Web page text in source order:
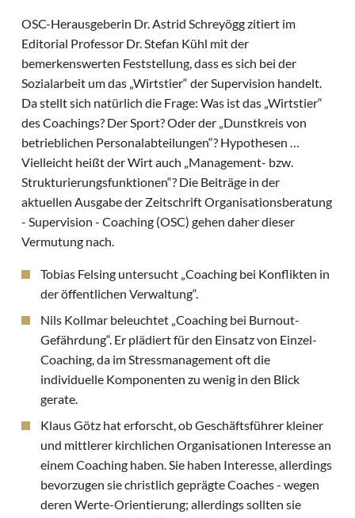
OSC-Herausgeberin Dr. Astrid Schreyögg zitiert im
Editorial Professor Dr. Stefan Kühl mit der
bemerkenswerten Feststellung, dass es sich bei der
Sozialarbeit um das „Wirtstier“ der Supervision handelt.
Da stellt sich natürlich die Frage: Was ist das „Wirtstier“
des Coachings? Der Sport? Oder der „Dunstkreis von
betrieblichen Personalabteilungen“? Hypothesen …
Vielleicht heißt der Wirt auch „Management- bzw.
Strukturierungsfunktionen“? Die Beiträge in der
aktuellen Ausgabe der Zeitschrift Organisationsberatung
- Supervision - Coaching (OSC) gehen daher dieser
Vermutung nach.
Tobias Felsing untersucht „Coaching bei Konflikten in
der öffentlichen Verwaltung“.
Nils Kollmar beleuchtet „Coaching bei Burnout-
Gefährdung“. Er plädiert für den Einsatz von Einzel-
Coaching, da im Stressmanagement oft die
individuelle Komponenten zu wenig in den Blick
gerate.
Klaus Götz hat erforscht, ob Geschäftsführer kleiner
und mittlerer kirchlichen Organisationen Interesse an
einem Coaching haben. Sie haben Interesse, allerdings
bevorzugen sie christlich geprägte Coaches - wegen
deren Werte-Orientierung; allerdings sollten sie